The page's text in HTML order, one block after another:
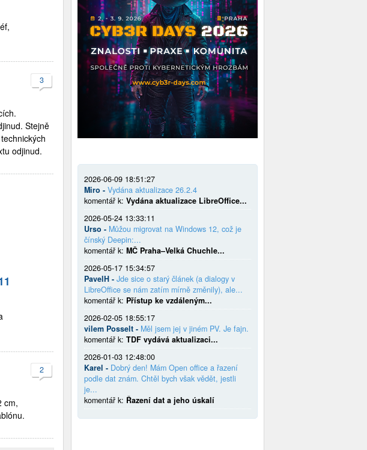
3
Stejně
odjinud.
2
cm,
2026-06-09 18:51:27
Miro - Vydána aktualizace 26.2.4
komentář k: Vydána aktualizace LibreOffice...
2026-05-24 13:33:11
Urso - Můžou migrovat na Windows 12, což je
čínský Deepin:...
komentář k: MČ Praha–Velká Chuchle...
2026-05-17 15:34:57
PavelH - Jde sice o starý článek (a dialogy v
LibreOffice se nám zatím mírně změnily), ale...
komentář k: Přístup ke vzdáleným...
2026-02-05 18:55:17
vilem Posselt - Měl jsem jej v jiném PV. Je fajn.
komentář k: TDF vydává aktualizaci...
2026-01-03 12:48:00
Karel - Dobrý den! Mám Open office a řazení
podle dat znám. Chtěl bych však vědět, jestli
je...
komentář k: Řazení dat a jeho úskalí